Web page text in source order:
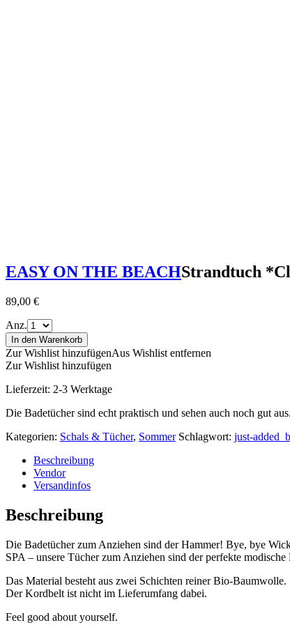
EASY ON THE BEACHStrandtuch
89,00 €
Anz.
In den Warenkorb
Zur Wishlist hinzufügenAus Wishlist entfernen
Zur Wishlist hinzufügen
Lieferzeit: 2-3 Werktage
Die Badetücher sind echt praktisch und sehen auch noch gut
Kategorien: Schals & Tücher, Sommer Schlagwort: just-
Beschreibung
Vendor
Versandinfos
Beschreibung
Die Badetücher zum Anziehen sind der Hammer! Bye, bye
SPA – unsere Tücher zum Anziehen sind der perfekte modische
Das Material besteht aus zwei Schichten reiner Bio-Baumwolle.
Der Kordbelt ist nicht im Lieferumfang dabei.
Feel good about yourself.